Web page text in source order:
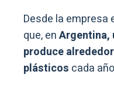
Desde la empresa
que, enArgentina,
produce
plásticos cada